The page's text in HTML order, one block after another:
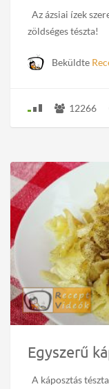
Az ázsiai ízek
zöldséges tészta!
Beküldte
12266
Egyszerű
A káposztás